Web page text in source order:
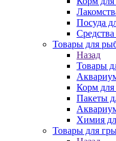
Посуда
Товары для
Назад
Товары
Корм
Пакеты
Химия
Товары для